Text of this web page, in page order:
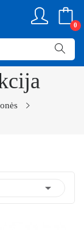
0
